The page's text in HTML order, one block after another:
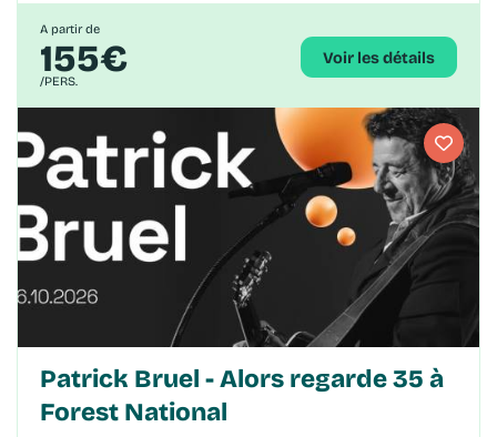
A partir de
155€
/PERS.
Voir les détails
Patrick Bruel - Alors regarde 35 à
Forest National